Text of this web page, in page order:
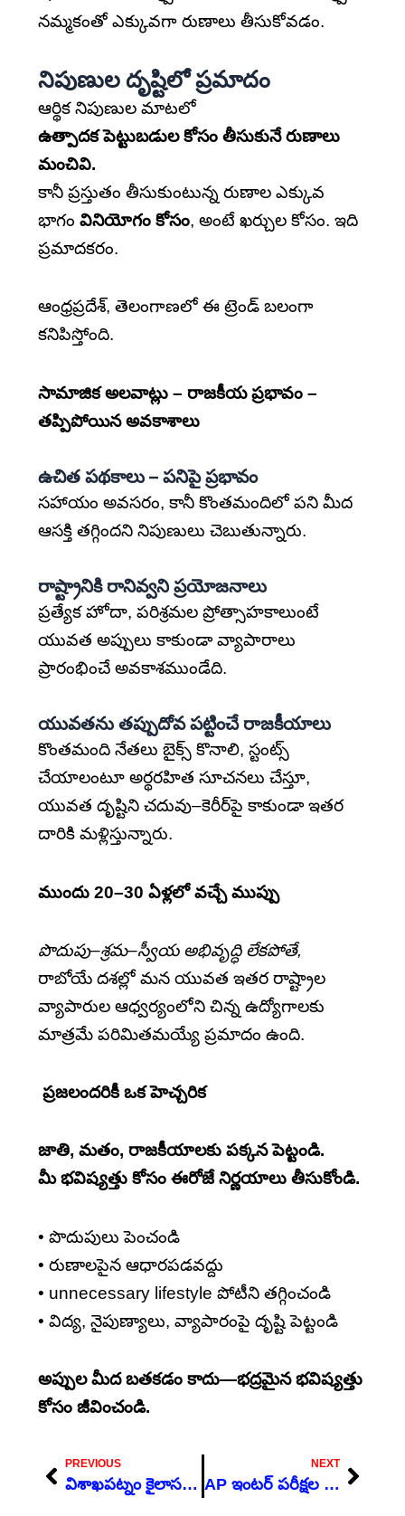
నమ్మకంతో ఎక్కువగా రుణాలు తీసుకోవడం.
నిపుణుల దృష్టిలో ప్రమాదం
ఆర్థిక నిపుణుల మాటలో
ఉత్పాదక పెట్టుబడుల కోసం తీసుకునే రుణాలు
మంచివి.
కానీ ప్రస్తుతం తీసుకుంటున్న రుణాల ఎక్కువ
భాగంవినియోగం కోసం, అంటే ఖర్చుల కోసం. ఇది
ప్రమాదకరం.
ఆంధ్రప్రదేశ్, తెలంగాణలో ఈ ట్రెండ్ బలంగా
కనిపిస్తోంది.
సామాజిక అలవాట్లు – రాజకీయ ప్రభావం –
తప్పిపోయిన అవకాశాలు
ఉచిత పథకాలు – పనిపై ప్రభావం
సహాయం అవసరం, కానీ కొంతమందిలో పని మీద
ఆసక్తి తగ్గిందని నిపుణులు చెబుతున్నారు.
రాష్ట్రానికి రానివ్వని ప్రయోజనాలు
ప్రత్యేక హోదా, పరిశ్రమల ప్రోత్సాహకాలుంటే
యువత అప్పులు కాకుండా వ్యాపారాలు
ప్రారంభించే అవకాశముండేది.
యువతను తప్పుదోవ పట్టించే రాజకీయాలు
కొంతమంది నేతలు బైక్స్ కొనాలి, స్టంట్స్
చేయాలంటూ అర్థరహిత సూచనలు చేస్తూ,
యువత దృష్టిని చదువు–కెరీర్‌పై కాకుండా ఇతర
దారికి మళ్లిస్తున్నారు.
ముందు 20–30 ఏళ్లలో వచ్చే ముప్పు
పొదుపు–శ్రమ–స్వీయ అభివృద్ధి లేకపోతే,
రాబోయే దశల్లో మన యువత ఇతర రాష్ట్రాల
వ్యాపారుల ఆధ్వర్యంలోని చిన్న ఉద్యోగాలకు
మాత్రమే పరిమితమయ్యే ప్రమాదం ఉంది.
ప్రజలందరికీ ఒక హెచ్చరిక
జాతి, మతం, రాజకీయాలకు పక్కన పెట్టండి.
మీ భవిష్యత్తు కోసం ఈరోజే నిర్ణయాలు తీసుకోండి.
• పొదుపులు పెంచండి
• రుణాలపైన ఆధారపడవద్దు
• unnecessary lifestyle పోటీని తగ్గించండి
• విద్య, నైపుణ్యాలు, వ్యాపారంపై దృష్టి పెట్టండి
అప్పుల మీద బతకడం కాదు—భద్రమైన భవిష్యత్తు
కోసం జీవించండి.
Prev
PREVIOUS
విశాఖపట్నం కైలాసగిరి గ్లాస్ బ్రిడ్జ్ – భారతదేశంలోనే పొడవైన కాంటిలివర్ స్కైవాక్
NEXT
AP ఇంటర్ పరీక్షల షెడ్యూల్ 2026Next